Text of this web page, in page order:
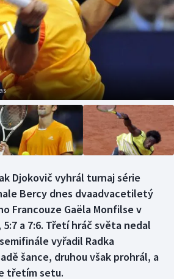
Djokovič vyhrál turnaj série
Bercy dnes dvaadvacetiletý
Francouze Gaëla Monfilse v
a 7:6. Třetí hráč světa nedal
vyřadil Radka
šance, druhou však prohrál, a
třetím setu.